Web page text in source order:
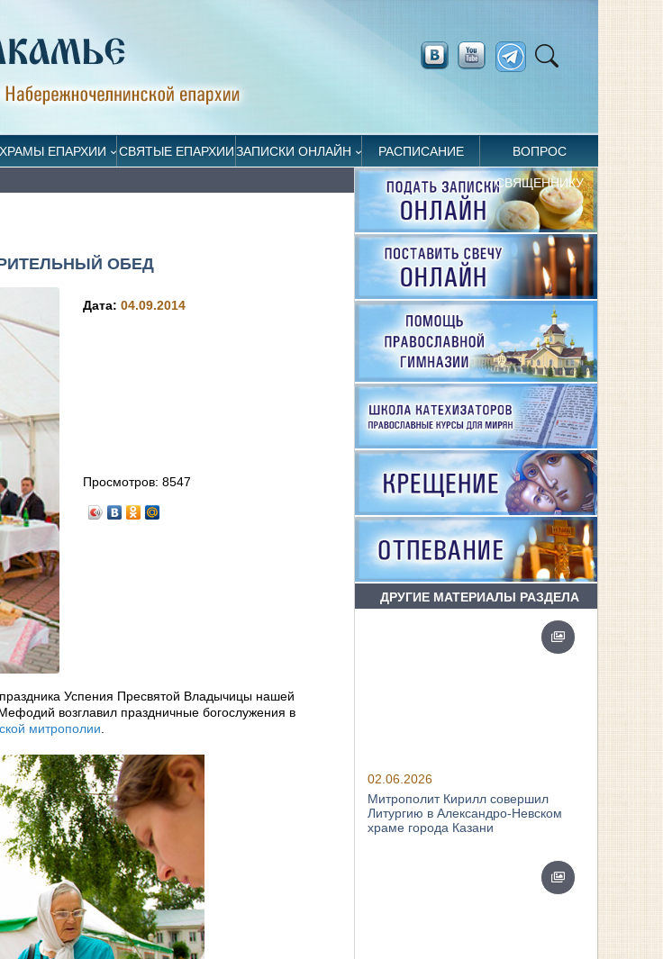
ХРАМЫ ЕПАРХИИ СВЯТЫЕ ЕПАРХИИЗАПИСКИ ОНЛАЙН РАСПИСАНИЕ ВОПРОС
СВЯЩЕННИКУ
ОБЕД
Дата:04.09.2014
Просмотров:8547
Успения Пресвятой Владычицы нашей
возглавил праздничные богослужения в
митрополии.
ДРУГИЕ МАТЕРИАЛЫ РАЗДЕЛА
02.06.2026
Митрополит Кирилл совершил
Литургию в Александро-Невском
храме города Казани